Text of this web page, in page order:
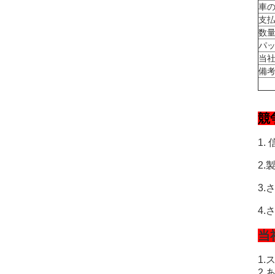
車
支
数量
パ
当
備考
競
1.
2.
3.
4.
当
1.